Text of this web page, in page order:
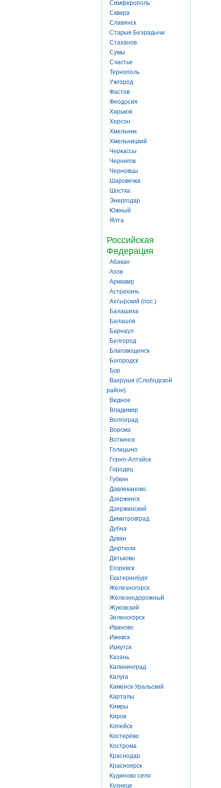
Симферополь
Сквира
Славянск
Старые Безрадычи
Стаханов
Сумы
Счастье
Тернополь
Ужгород
Фастов
Феодосия
Харьков
Херсон
Хмельник
Хмельницкий
Черкассы
Чернигов
Черновцы
Шаровечка
Шостка
Энергодар
Южный
Ялта
Российская
Федерация
Абакан
Азов
Армавир
Астрахань
Ахтырский (пос.)
Балашиха
Балашов
Барнаул
Белгород
Благовещенск
Богородск
Бор
Вахруши (Слободской
район)
Видное
Владимир
Волгоград
Ворсма
Воткинск
Голицыно
Горно-Алтайск
Городец
Губкин
Давлеканово
Дзержинск
Дзержинский
Димитровград
Дубна
Дуван
Дюртюли
Дятьково
Егоревск
Екатеринбург
Железногорск
Железнодорожный
Жуковский
Зеленогорск
Иваново
Ижевск
Иркутск
Казань
Калининград
Калуга
Каменск-Уральский
Карталы
Кимры
Киров
Копейск
Костерёво
Кострома
Краснодар
Красноярск
Кудиново село
Кузнецк